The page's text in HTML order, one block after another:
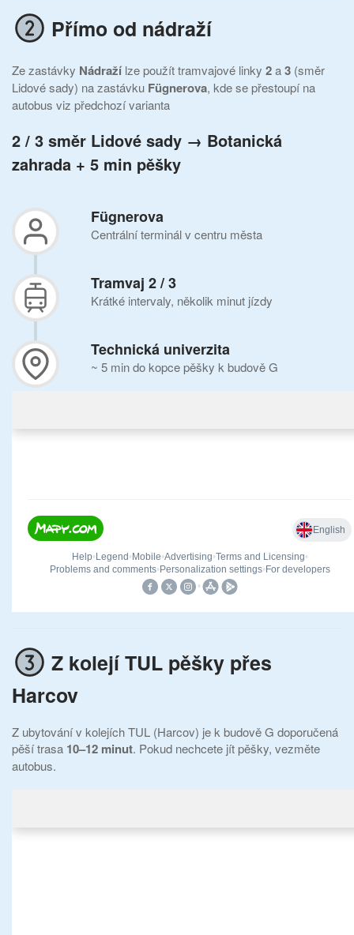
Přímo od nádraží
Ze zastávky Nádraží lze použít tramvajové linky 2a3 (směr
Lidové sady) na zastávku Fügnerova, kde se přestoupí na
autobus viz předchozí varianta
2 / 3 směr Lidové sady → Botanická
zahrada + 5 min pěšky
Fügnerova
Centrální terminál v centru města
Tramvaj 2 / 3
Krátké intervaly, několik minut jízdy
Technická univerzita
~ 5 min do kopce pěšky k budově G
Z kolejí TUL pěšky přes
Harcov
Z ubytování v kolejích TUL (Harcov) je k budově G doporučená
pěší trasa 10–12 minut. Pokud nechcete jít pěšky, vezměte
autobus.